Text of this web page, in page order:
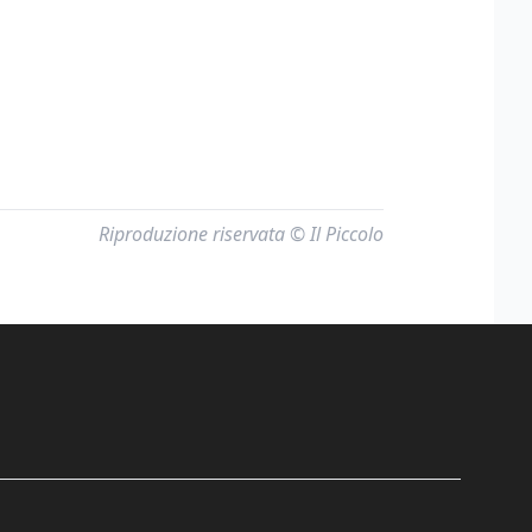
Riproduzione riservata © Il Piccolo